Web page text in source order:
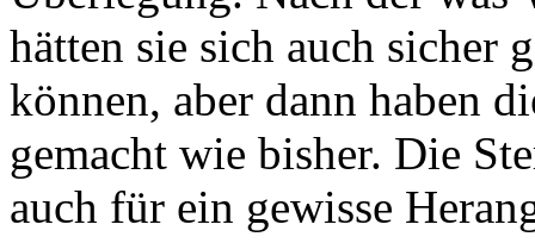
hätten sie sich auch sicher
können, aber dann haben
gemacht wie bisher. Die
auch für ein gewisse